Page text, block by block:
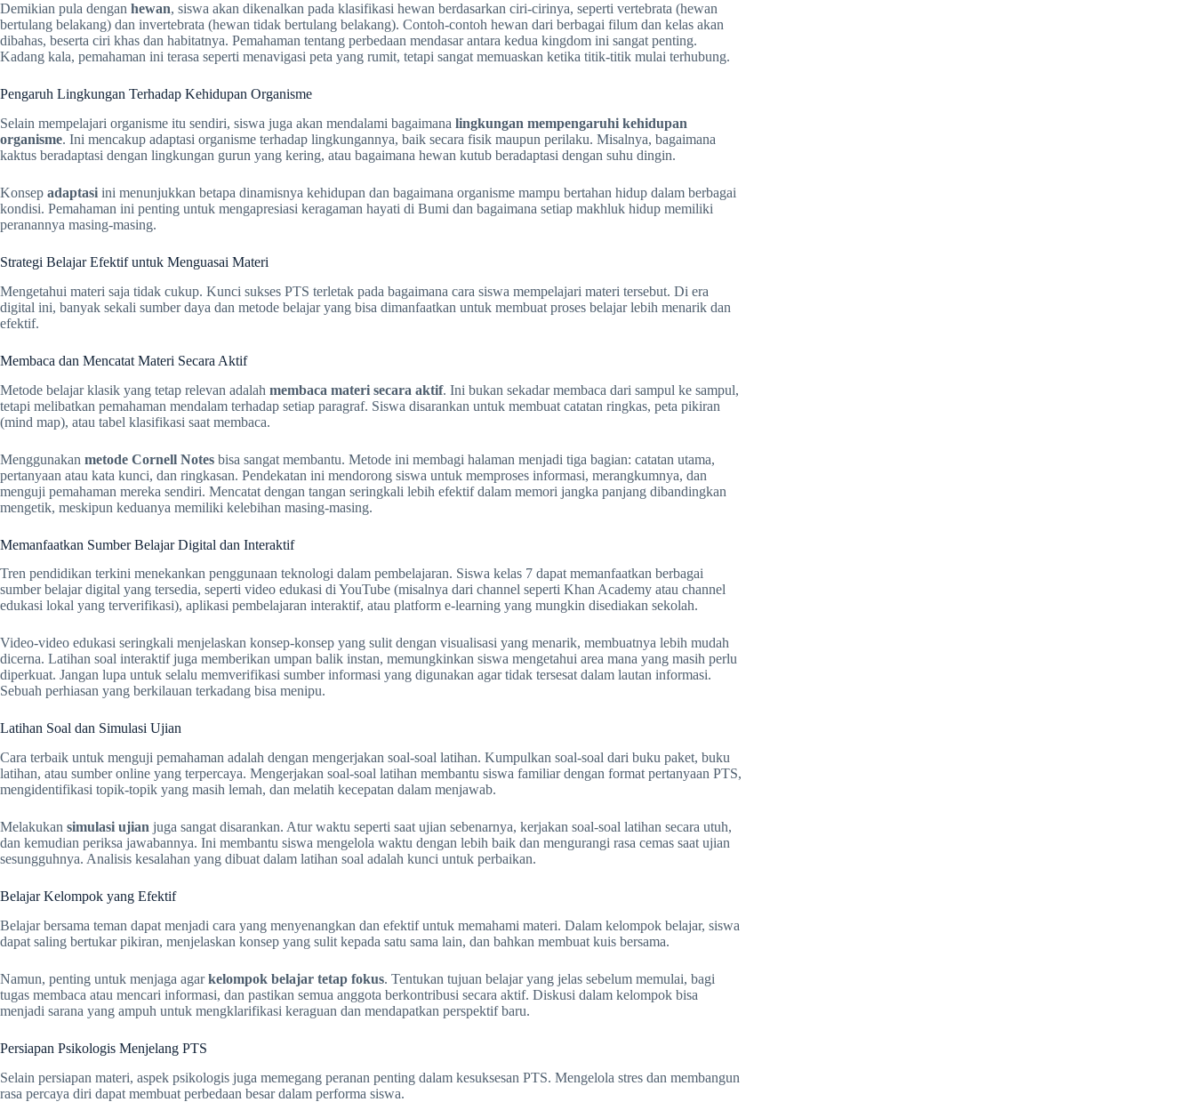
Demikian pula dengan hewan, siswa akan dikenalkan pada klasifikasi hewan berdasarkan ciri-cirinya, seperti vertebrata (hewan
bertulang belakang) dan invertebrata (hewan tidak bertulang belakang). Contoh-contoh hewan dari berbagai filum dan kelas akan
dibahas, beserta ciri khas dan habitatnya. Pemahaman tentang perbedaan mendasar antara kedua kingdom ini sangat penting.
Kadang kala, pemahaman ini terasa seperti menavigasi peta yang rumit, tetapi sangat memuaskan ketika titik-titik mulai terhubung.
Pengaruh Lingkungan Terhadap Kehidupan Organisme
Selain mempelajari organisme itu sendiri, siswa juga akan mendalami bagaimana lingkungan mempengaruhi kehidupan
organisme. Ini mencakup adaptasi organisme terhadap lingkungannya, baik secara fisik maupun perilaku. Misalnya, bagaimana
kaktus beradaptasi dengan lingkungan gurun yang kering, atau bagaimana hewan kutub beradaptasi dengan suhu dingin.
Konsep adaptasi ini menunjukkan betapa dinamisnya kehidupan dan bagaimana organisme mampu bertahan hidup dalam berbagai
kondisi. Pemahaman ini penting untuk mengapresiasi keragaman hayati di Bumi dan bagaimana setiap makhluk hidup memiliki
peranannya masing-masing.
Strategi Belajar Efektif untuk Menguasai Materi
Mengetahui materi saja tidak cukup. Kunci sukses PTS terletak pada bagaimana cara siswa mempelajari materi tersebut. Di era
digital ini, banyak sekali sumber daya dan metode belajar yang bisa dimanfaatkan untuk membuat proses belajar lebih menarik dan
efektif.
Membaca dan Mencatat Materi Secara Aktif
Metode belajar klasik yang tetap relevan adalah membaca materi secara aktif. Ini bukan sekadar membaca dari sampul ke sampul,
tetapi melibatkan pemahaman mendalam terhadap setiap paragraf. Siswa disarankan untuk membuat catatan ringkas, peta pikiran
(mind map), atau tabel klasifikasi saat membaca.
Menggunakan metode Cornell Notes bisa sangat membantu. Metode ini membagi halaman menjadi tiga bagian: catatan utama,
pertanyaan atau kata kunci, dan ringkasan. Pendekatan ini mendorong siswa untuk memproses informasi, merangkumnya, dan
menguji pemahaman mereka sendiri. Mencatat dengan tangan seringkali lebih efektif dalam memori jangka panjang dibandingkan
mengetik, meskipun keduanya memiliki kelebihan masing-masing.
Memanfaatkan Sumber Belajar Digital dan Interaktif
Tren pendidikan terkini menekankan penggunaan teknologi dalam pembelajaran. Siswa kelas 7 dapat memanfaatkan berbagai
sumber belajar digital yang tersedia, seperti video edukasi di YouTube (misalnya dari channel seperti Khan Academy atau channel
edukasi lokal yang terverifikasi), aplikasi pembelajaran interaktif, atau platform e-learning yang mungkin disediakan sekolah.
Video-video edukasi seringkali menjelaskan konsep-konsep yang sulit dengan visualisasi yang menarik, membuatnya lebih mudah
dicerna. Latihan soal interaktif juga memberikan umpan balik instan, memungkinkan siswa mengetahui area mana yang masih perlu
diperkuat. Jangan lupa untuk selalu memverifikasi sumber informasi yang digunakan agar tidak tersesat dalam lautan informasi.
Sebuah perhiasan yang berkilauan terkadang bisa menipu.
Latihan Soal dan Simulasi Ujian
Cara terbaik untuk menguji pemahaman adalah dengan mengerjakan soal-soal latihan. Kumpulkan soal-soal dari buku paket, buku
latihan, atau sumber online yang terpercaya. Mengerjakan soal-soal latihan membantu siswa familiar dengan format pertanyaan PTS,
mengidentifikasi topik-topik yang masih lemah, dan melatih kecepatan dalam menjawab.
Melakukan simulasi ujian juga sangat disarankan. Atur waktu seperti saat ujian sebenarnya, kerjakan soal-soal latihan secara utuh,
dan kemudian periksa jawabannya. Ini membantu siswa mengelola waktu dengan lebih baik dan mengurangi rasa cemas saat ujian
sesungguhnya. Analisis kesalahan yang dibuat dalam latihan soal adalah kunci untuk perbaikan.
Belajar Kelompok yang Efektif
Belajar bersama teman dapat menjadi cara yang menyenangkan dan efektif untuk memahami materi. Dalam kelompok belajar, siswa
dapat saling bertukar pikiran, menjelaskan konsep yang sulit kepada satu sama lain, dan bahkan membuat kuis bersama.
Namun, penting untuk menjaga agarkelompok belajar tetap fokus. Tentukan tujuan belajar yang jelas sebelum memulai, bagi
tugas membaca atau mencari informasi, dan pastikan semua anggota berkontribusi secara aktif. Diskusi dalam kelompok bisa
menjadi sarana yang ampuh untuk mengklarifikasi keraguan dan mendapatkan perspektif baru.
Persiapan Psikologis Menjelang PTS
Selain persiapan materi, aspek psikologis juga memegang peranan penting dalam kesuksesan PTS. Mengelola stres dan membangun
rasa percaya diri dapat membuat perbedaan besar dalam performa siswa.